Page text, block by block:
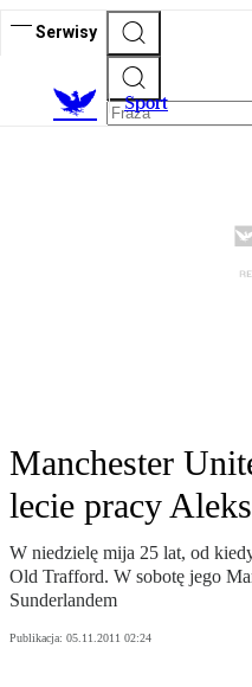
Serwisy
Sport
Manchester
lecie pracy
W niedzielę mija 25 lat, od
Old Trafford. W sobotę jego
Sunderlandem
Publikacja: 05.11.2011 02:24